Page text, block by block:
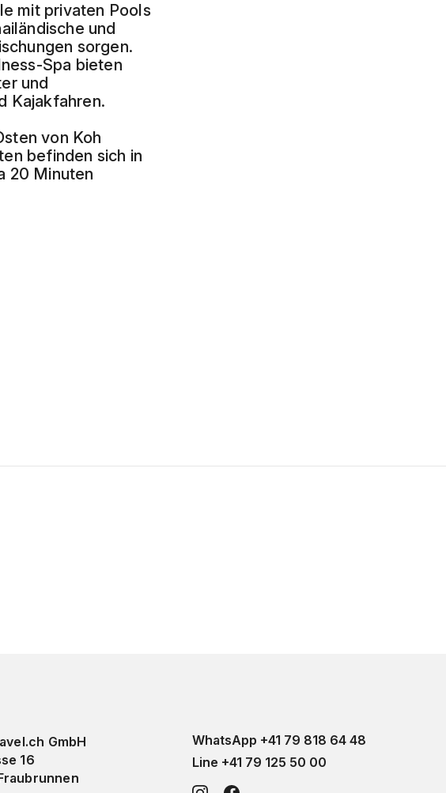
mit privaten Pools
und
sorgen.
Spa bieten
und
Kajakfahren.
von Koh
befinden sich in
20 Minuten
GmbH
16
WhatsApp +41 79 818 64 48
Line +41 79 125 50 00